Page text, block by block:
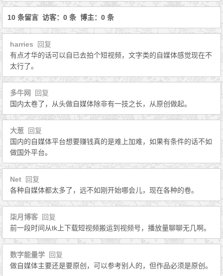
10 条留言 访客：0 条 博主：0 条
harries
回复
有点才华的话可以自已去拍个短视频，文字类的自媒体感觉现在不
太行了。
多牛网
回复
国内太卷了，从头做自媒体除非有一技之长，从原创做起。
大葱
回复
国内的自媒体平台想要赚钱真的是难上加难，如果有条件的话不如
做国外平台。
Net
回复
各种自媒体都太多了，远不如刚开始哪会儿，现在各种的卷。
柒月博客
回复
前一段时间从tk上下载短视频搬运到视频号，播放量聊聊无几啊。
数字能量学
回复
做自媒体主要还是要原创，可以参考别人的，但作品必须是原创。